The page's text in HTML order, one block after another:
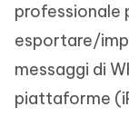
esportare/
messaggi di
piattaforme